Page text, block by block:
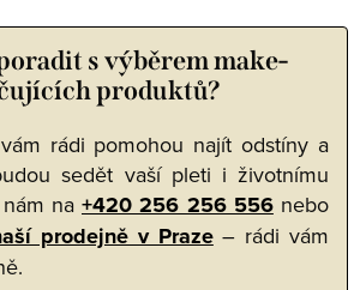
s výběrem make-
produktů?
rádi pomohou najít odstíny a
sedět vaší pleti i životnímu
na +420 256 256 556nebo
prodejně v Praze– rádi vám